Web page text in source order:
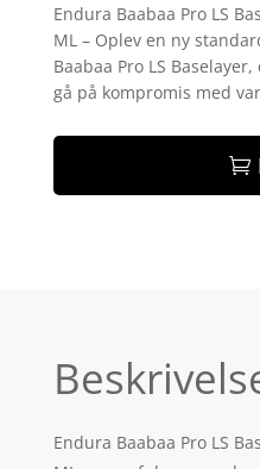
ud af 5
baseret på
kundebedø
mmelser
Endura Baabaa Pro LS
ML – Oplev en ny
Baabaa Pro LS
gå på kompromis med
Endura Baabaa Pro LS